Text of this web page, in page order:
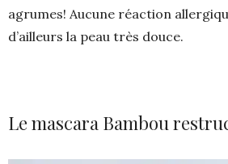
agrumes! Aucune réaction
d’ailleurs la peau très douce.
Le mascara Bambou